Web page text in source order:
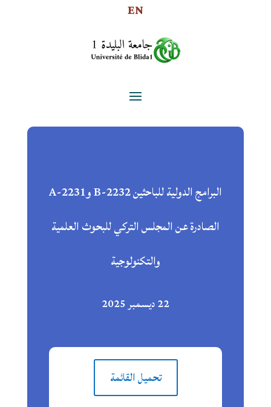
EN
البرامج الدولية للباحثين 2232-B و2231-A
الصادرة عن المجلس التركي للبحوث العلمية
والتكنولوجية
22 ديسمبر 2025
تحميل القائمة